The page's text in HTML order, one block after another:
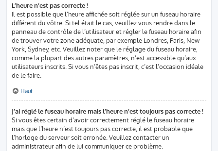
L’heure n’est pas correcte !
Il est possible que l’heure affichée soit réglée sur un fuseau horaire
différent du vôtre. Si tel était le cas, veuillez vous rendre dans le
panneau de contrôle de l’utilisateur et régler le fuseau horaire afin
de trouver votre zone adéquate, par exemple Londres, Paris, New
York, Sydney, etc. Veuillez noter que le réglage du fuseau horaire,
comme la plupart des autres paramètres, n’est accessible qu’aux
utilisateurs inscrits. Si vous n’êtes pas inscrit, c’est l’occasion idéale
de le faire.
Haut
J’ai réglé le fuseau horaire mais l’heure n’est toujours pas correcte !
Si vous êtes certain d’avoir correctement réglé le fuseau horaire
mais que l’heure n’est toujours pas correcte, il est probable que
l’horloge du serveur soit erronée. Veuillez contacter un
administrateur afin de lui communiquer ce problème.